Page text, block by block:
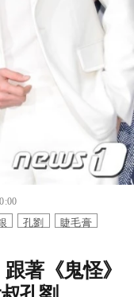
孔劉 睫毛膏
著《鬼怪》